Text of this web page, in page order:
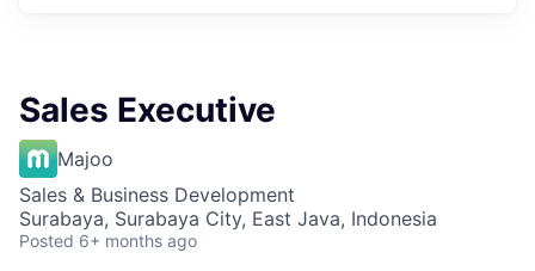
Sales Executive
Majoo
Sales & Business Development
Surabaya, Surabaya City, East Java, Indonesia
Posted 6+ months ago